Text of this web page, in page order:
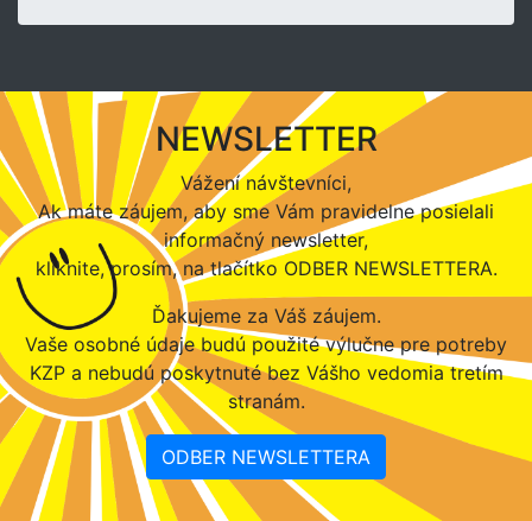
NEWSLETTER
Vážení návštevníci,
Ak máte záujem, aby sme Vám pravidelne posielali
informačný newsletter,
kliknite, prosím, na tlačítko ODBER NEWSLETTERA.
Ďakujeme za Váš záujem.
Vaše osobné údaje budú použité výlučne pre potreby
KZP a nebudú poskytnuté bez Vášho vedomia tretím
stranám.
ODBER NEWSLETTERA